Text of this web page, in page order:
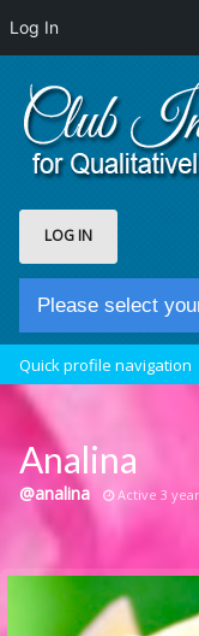
Log In
LOG IN
Please select
Members
Groups
Centrale Cosmique
Communication Point
Cristal Temple
Quick profile navigation
Analina
@analina Active 3